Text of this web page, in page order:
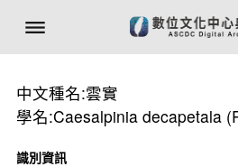
中文種名:雲實
學名:Caesalpinia decapetala
識別資訊